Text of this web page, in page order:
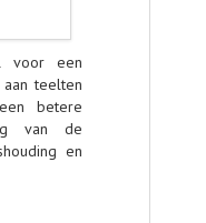
voor een
teelten
betere
van de
en